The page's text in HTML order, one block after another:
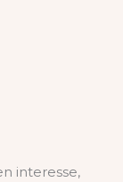
interesse,